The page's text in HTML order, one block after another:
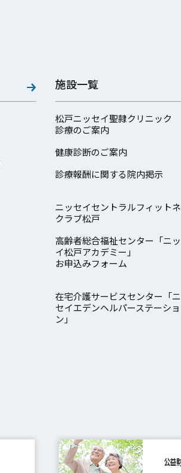
施設一覧
松戸ニッセイ聖隷クリニック
診療のご案内
健康診断のご案内
診療報酬に関する院内掲示
ニッセイセントラルフィット
クラブ松戸
高齢者総合福祉センター「ニ
イ松戸アカデミー」
お申込みフォーム
在宅介護サービスセンター「
セイエデンヘルパーステーショ
ン」